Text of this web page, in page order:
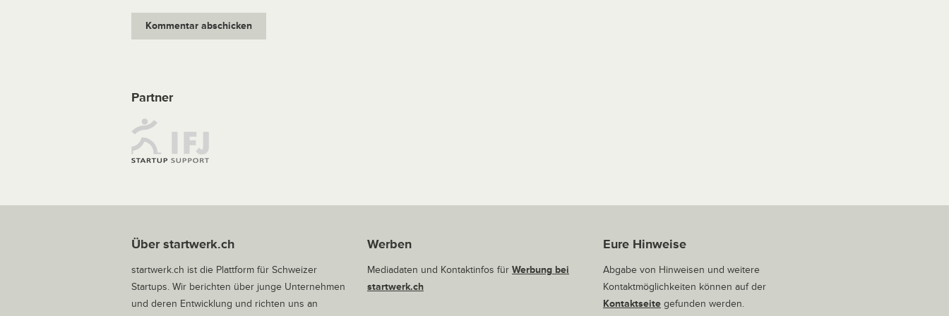
Partner
Über startwerk.ch
startwerk.ch ist die Plattform für Schweizer
Startups. Wir berichten über junge Unternehmen
und deren Entwicklung und richten uns an
Werben
Mediadaten und Kontaktinfos für Werbung bei
startwerk.ch
Eure Hinweise
Abgabe von Hinweisen und weitere
Kontaktmöglichkeiten können auf der
Kontaktseitegefunden werden.